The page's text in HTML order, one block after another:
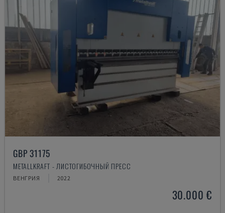
GBP 31175
METALLKRAFT - ЛИСТОГИБОЧНЫЙ ПРЕСС
ВЕНГРИЯ 2022
30.000 €